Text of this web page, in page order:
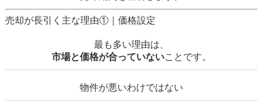
売却が長引く主な理由①｜価格設定
最も多い理由は、
市場と価格が合っていないことです。
物件が悪いわけではない